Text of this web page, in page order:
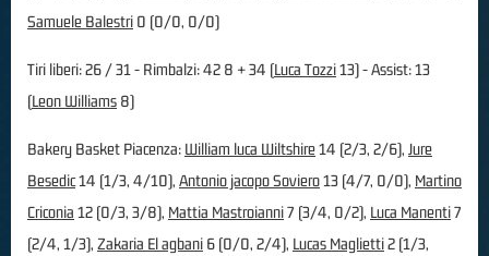
Samuele Balestri 0 (0/0, 0/0)
Tiri liberi: 26 / 31 - Rimbalzi: 42 8 + 34 (Luca Tozzi13) - Assist: 13
(Leon Williams 8)
Bakery Basket Piacenza: William luca Wiltshire14 (2/3, 2/6), Jure
Besedic14 (1/3, 4/10), Antonio jacopo Soviero13 (4/7, 0/0), Martino
Criconia 12 (0/3, 3/8), Mattia Mastroianni7 (3/4, 0/2), Luca Manenti7
(2/4, 1/3), Zakaria El agbani 6 (0/0, 2/4), Lucas Maglietti2 (1/3,